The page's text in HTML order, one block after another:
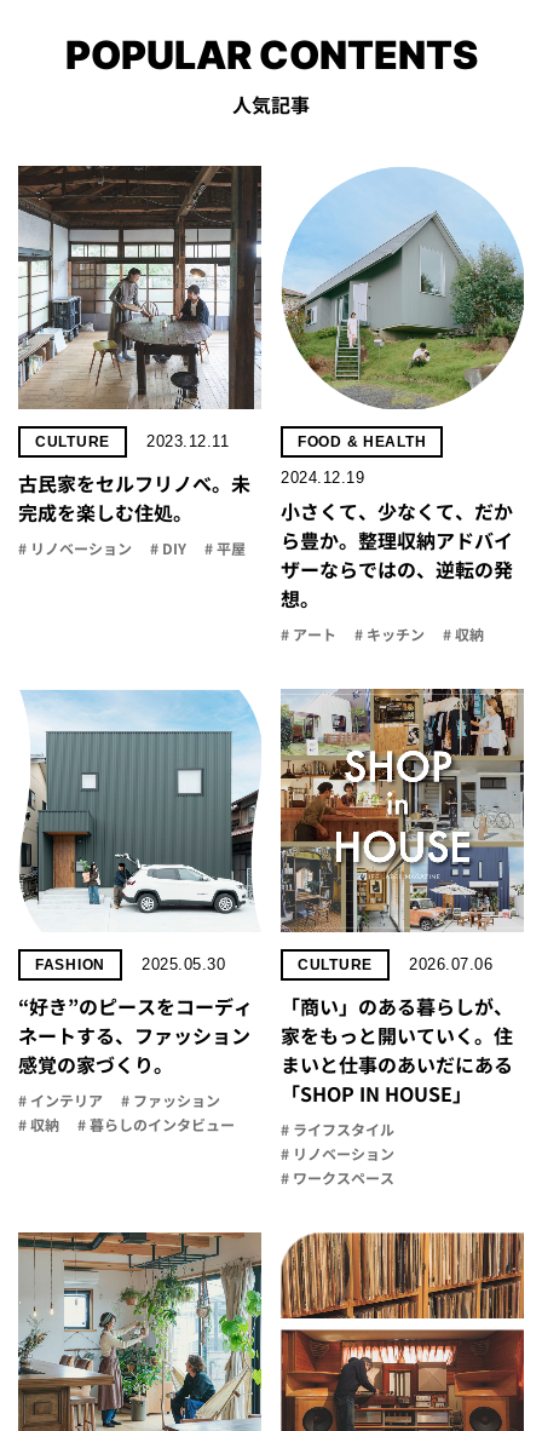
POPULAR CONTENTS
人気記事
CULTURE 2023.12.11
古民家をセルフリノべ。未
完成を楽しむ住処。
# リノベーション # DIY # 平屋
FOOD & HEALTH
2024.12.19
小さくて、少なくて、だか
ら豊か。整理収納アドバイ
ザーならではの、逆転の発
想。
# アート # キッチン # 収納
FASHION 2025.05.30
“好き”のピースをコーディ
ネートする、ファッション
感覚の家づくり。
# インテリア
# ファッション
# 収納
# 暮らしのインタビュー
CULTURE 2026.07.06
「商い」の​ある​暮らしが、​
家を​もっと​開いていく。​住
まいと​仕事の​あいだに​ある​
「SHOP IN HOUSE」
# ライフスタイル
# リノベーション
# ワークスペース